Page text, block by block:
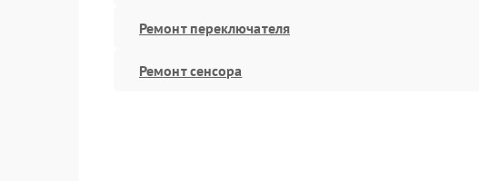
Ремонт переключателя
Ремонт сенсора